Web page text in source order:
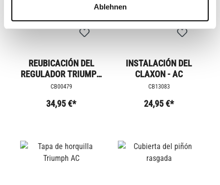
Ablehnen
REUBICACIÓN DEL
REGULADOR TRIUMPH
AC
CB00479
34,95 €*
INSTALACIÓN DEL
CLAXON - AC
CB13083
24,95 €*